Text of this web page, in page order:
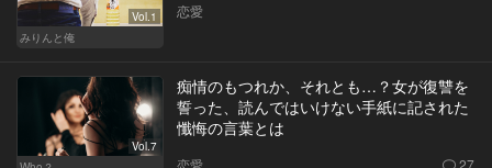
Vol.1
みりんと俺
恋愛
Vol.7
痴情のもつれか、それとも…？女が復讐を
誓った、読んではいけない手紙に記された
懺悔の言葉とは
恋愛 27